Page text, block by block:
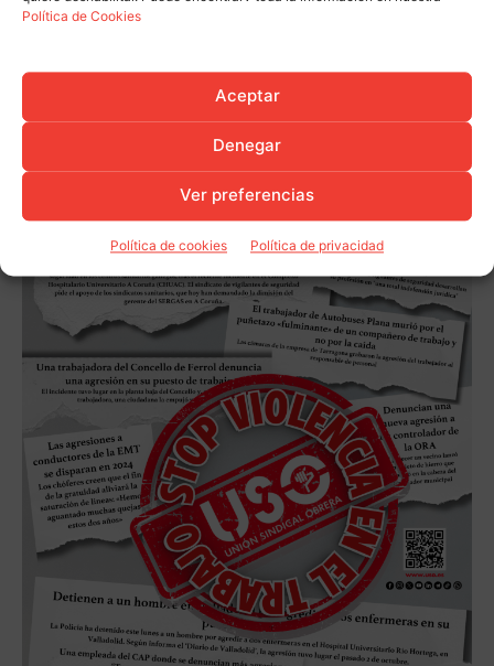
Política de Cookies
Aceptar
Denegar
Ver preferencias
Política de cookies Política de privacidad